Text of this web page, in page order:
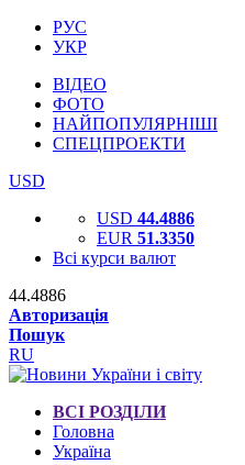
РУС
УКР
ВІДЕО
ФОТО
НАЙПОПУЛЯРНІШІ
СПЕЦПРОЕКТИ
USD
USD 44.4886
EUR 51.3350
Всі курси валют
44.4886
Авторизація
Пошук
RU
ВСІ РОЗДІЛИ
Головна
Україна